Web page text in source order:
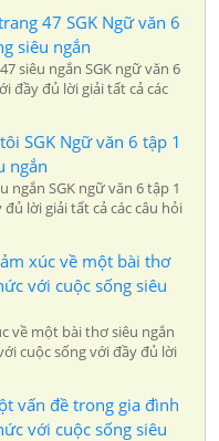
47 SGK Ngữ văn 6
siêu ngắn
siêu ngắn SGK ngữ văn 6
đầy đủ lời giải tất cả các
SGK Ngữ văn 6 tập 1
ngắn
ngắn SGK ngữ văn 6 tập 1
lời giải tất cả các câu hỏi
xúc về một bài thơ
với cuộc sống siêu
về một bài thơ siêu ngắn
cuộc sống với đầy đủ lời
vấn đề trong gia đình
với cuộc sống siêu